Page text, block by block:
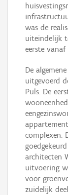
was de
uiteindelijk
eerste vanaf
De
uitgevoerd
Puls. De
complexen.
architecten
uitvoering
voor
zuidelijk